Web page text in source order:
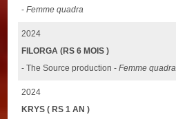
-Femme quadra
2024
FILORGA (RS 6 MOIS )
- The Source production -Femme quadra
2024
KRYS ( RS 1 AN )